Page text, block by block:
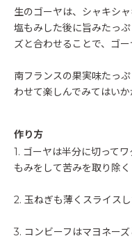
生のゴーヤは、シャキシ
塩もみした後に旨みたっ
ズと合わせることで、ゴー
南フランスの果実味たっ
わせて楽しんでみてはいか
作り方
1. ゴーヤは半分に切って
もみをして苦みを取り除く
2. 玉ねぎも薄くスライス
3. コンビーフはマヨネー